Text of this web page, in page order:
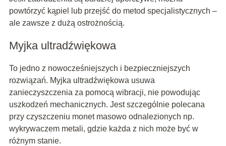
powtórzyć kąpiel lub przejść do metod specjalistycznych –
ale zawsze z dużą ostrożnością.
Myjka ultradźwiękowa
To jedno z nowocześniejszych i bezpieczniejszych
rozwiązań. Myjka ultradźwiękowa usuwa
zanieczyszczenia za pomocą wibracji, nie powodując
uszkodzeń mechanicznych. Jest szczególnie polecana
przy czyszczeniu monet masowo odnalezionych np.
wykrywaczem metali, gdzie każda z nich może być w
różnym stanie.